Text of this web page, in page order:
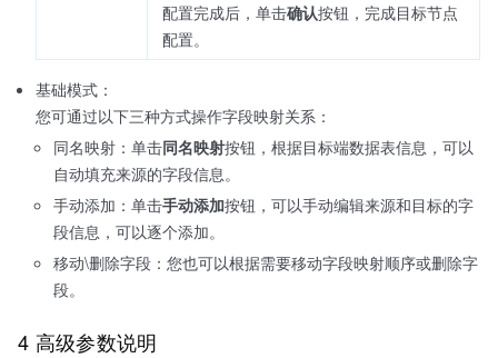
配置完成后，单击确认按钮，完成目标节点
配置。
基础模式：
您可通过以下三种方式操作字段映射关系：
同名映射：单击同名映射按钮，根据目标端数据表信息，可以
自动填充来源的字段信息。
手动添加：单击手动添加按钮，可以手动编辑来源和目标的字
段信息，可以逐个添加。
移动\删除字段：您也可以根据需要移动字段映射顺序或删除字
段。
4 高级参数说明